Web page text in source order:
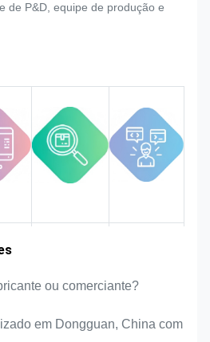
massa da placa de identificação,
Vamos monitorizar e controlar a
qualidade em todo o processo,
garantindo que ele atenda aos
rigorosos requisitos de qualidade.
de P&D, equipe de produção e
ou comerciante?
em Dongguan, China com